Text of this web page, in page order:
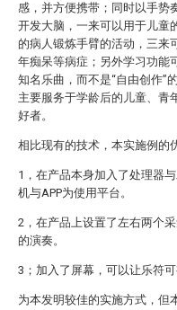
感，并方便携带；同时以手势
开发大脑，一来可以用于儿童
的病人锻炼手臂的活动，三来
年痴呆等病症；另外学习功能
知名乐曲，而不是“自由创作”
主要服务于学龄后的儿童、青
好者。
相比现有的技术，本实施例的
1，在产品本身加入了处理器
机与APP为使用平台。
2，在产品上设置了左右两个
的演奏。
3；加入了屏幕，可以让乐符可
为本发明较佳的实施方式，但